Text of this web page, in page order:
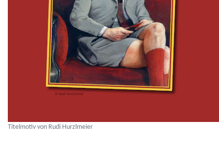
Titelmotiv von Rudi Hurzlmeier